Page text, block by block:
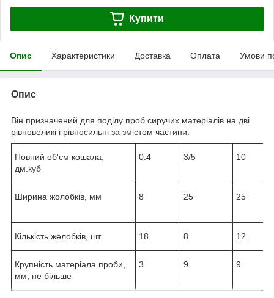
Купити
Опис Характеристики Доставка Оплата Умови
Опис
Він призначений для поділу проб сиручих матеріалів на дві
рівновеликі і рівносильні за змістом частини.
Повний об'єм кошала,
дм.куб
0.4 3/5 10
Ширина жолобків, мм 8 25 25
Кількість желобків, шт 18 8 12
Крупність матеріала проби,
мм, не більше
3 9 9